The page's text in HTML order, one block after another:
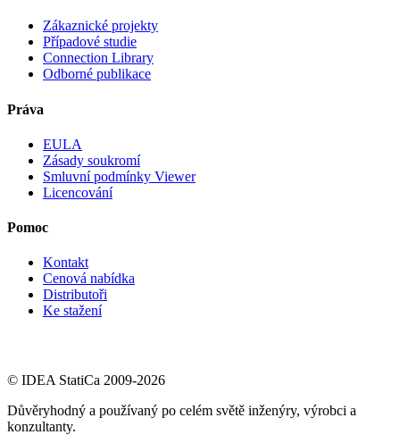
Zákaznické projekty
Případové studie
Connection Library
Odborné publikace
Práva
EULA
Zásady soukromí
Smluvní podmínky Viewer
Licencování
Pomoc
Kontakt
Cenová nabídka
Distributoři
Ke stažení
© IDEA StatiCa 2009-2026
Důvěryhodný a používaný po celém světě inženýry, výrobci a
konzultanty.